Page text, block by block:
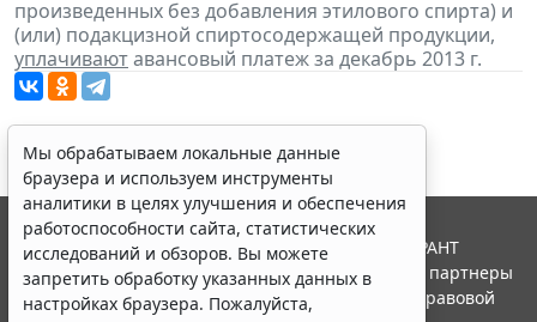
произведенных без добавления этилового спирта) и
(или) подакцизной спиртосодержащей продукции,
уплачиваютавансовый платеж за декабрь 2013 г.
Мы обрабатываем локальные данные
браузера и используем инструменты
аналитики в целях улучшения и обеспечения
работоспособности сайта, статистических
исследований и обзоров. Вы можете
запретить обработку указанных данных в
настройках браузера. Пожалуйста,
© ООО "НПП "ГАРАНТ-СЕРВИС", 2026. Система ГАРАНТ
выпускается с 1990 года. Компания "Гарант" и ее партнеры
являются участниками Российской ассоциации правовой